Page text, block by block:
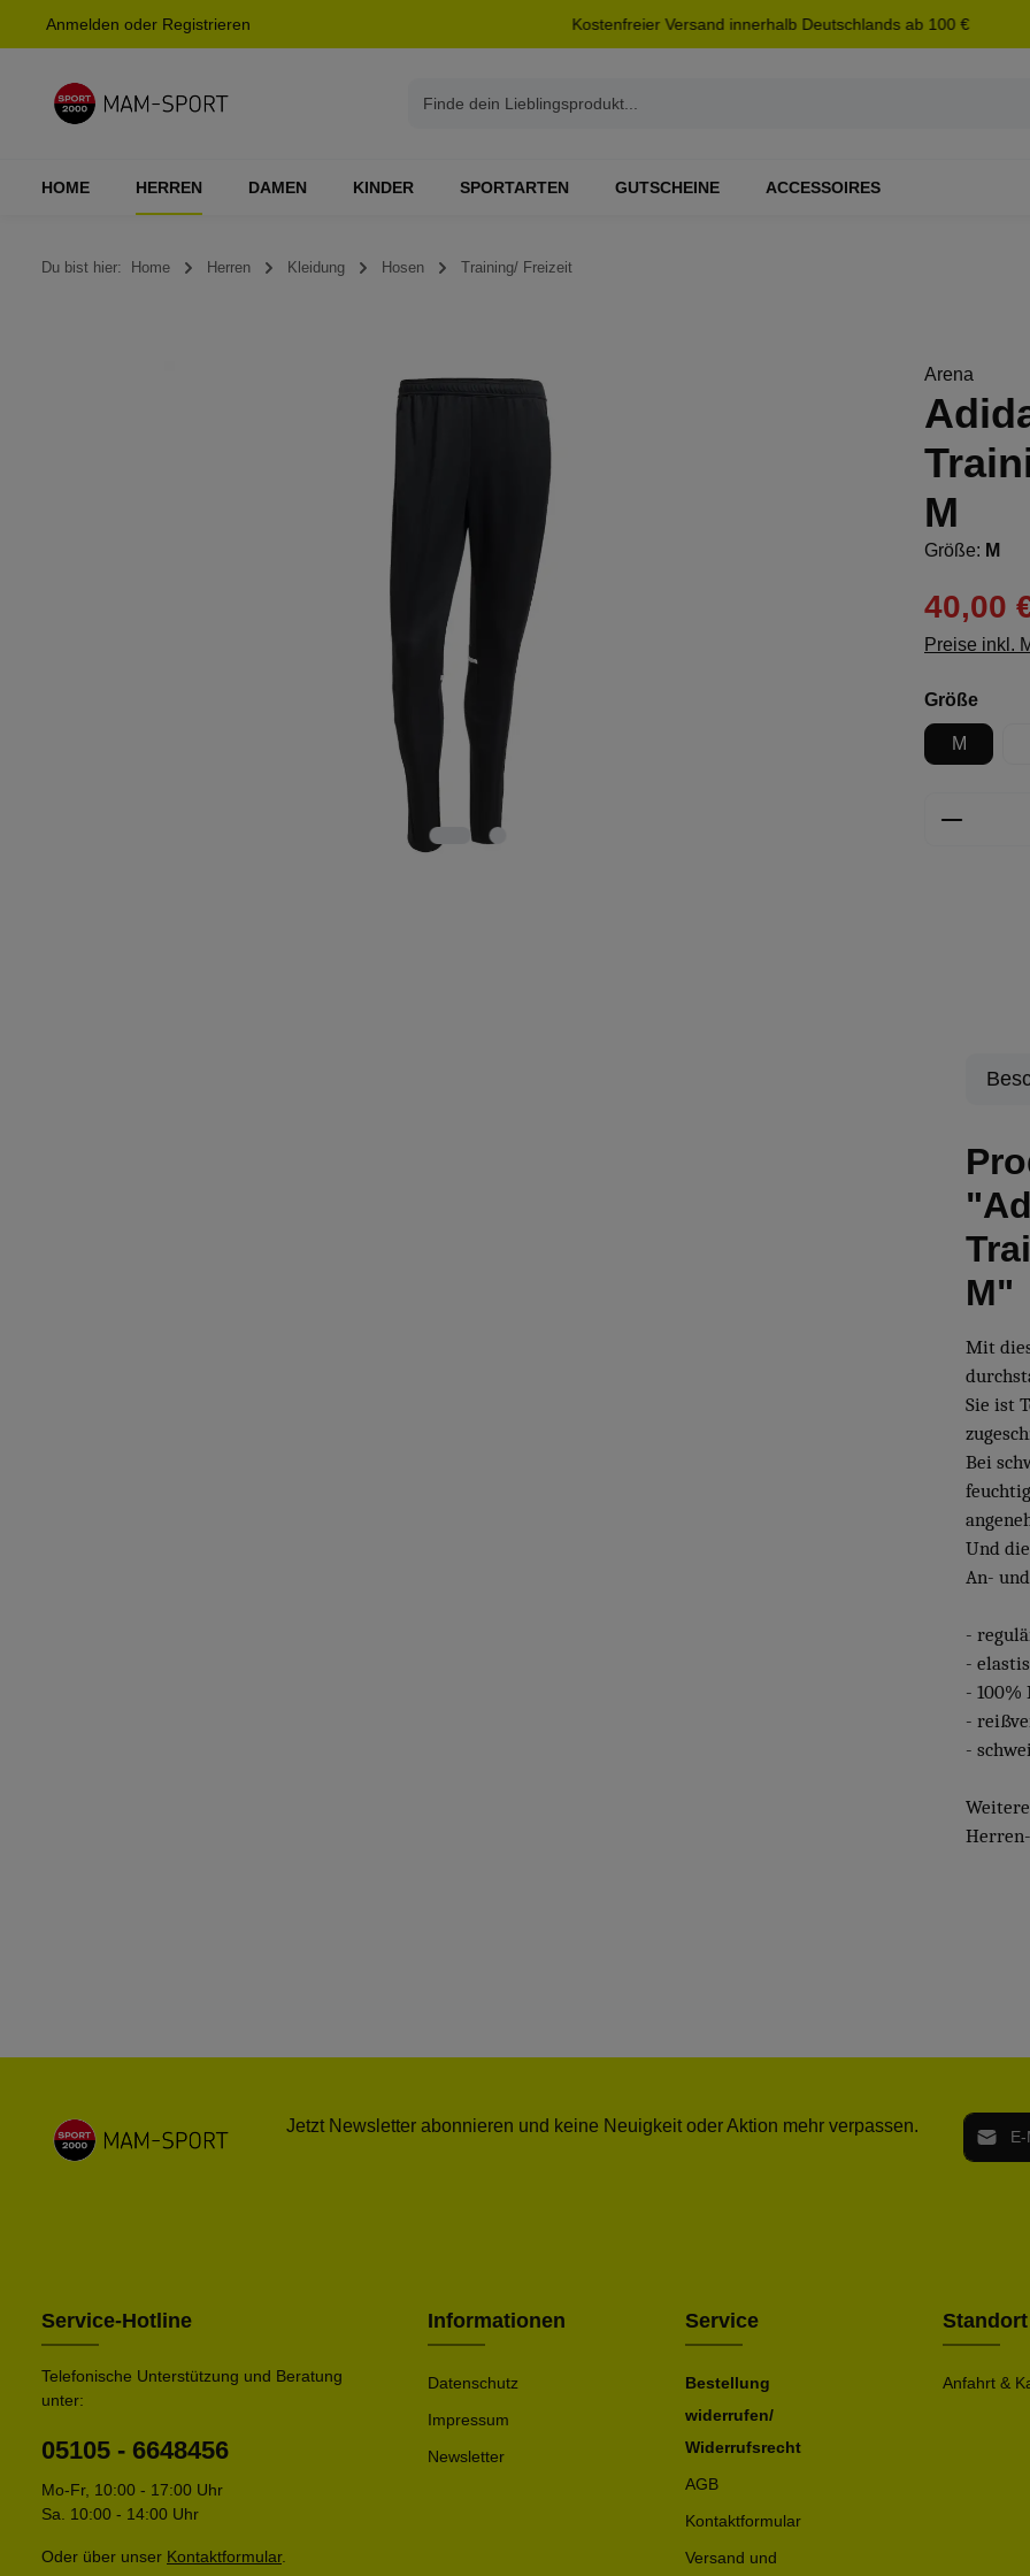
Zur Hauptnavigation springen
Anmelden oder Registrieren Kostenfreier Versand innerhalb Deutschlands ab 100 €
HOME HERREN DAMEN KINDER SPORTARTEN GUTSCHEINE ACCESSOIRES
Du bist hier: Home Herren Kleidung Hosen Training/ Freizeit
Arena
M
Größe: M
40,00
Preise inkl.
Größe
M
M"
Mit
Sie ist
Bei
Und
An-
-
-
- 100%
-
-
Jetzt Newsletter abonnieren und keine Neuigkeit oder Aktion mehr verpassen. E-Mail-
Service-Hotline
Telefonische Unterstützung und Beratung
unter:
05105 - 6648456
Mo-Fr, 10:00 - 17:00 Uhr
Sa. 10:00 - 14:00 Uhr
Oder über unser Kontaktformular.
Informationen
Datenschutz
Impressum
Newsletter
Service
Bestellung
widerrufen/
Widerrufsrecht
AGB
Kontaktformular
Versand und
Standort
Anfahrt &